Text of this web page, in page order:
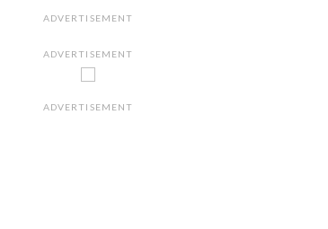
ADVERTISEMENT
ADVERTISEMENT
ADVERTISEMENT